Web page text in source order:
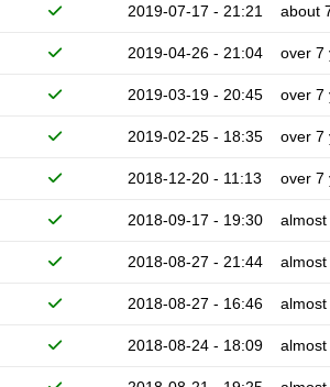
2019-07-17 - 21:21 about
2019-04-26 - 21:04 over 7
2019-03-19 - 20:45 over 7
2019-02-25 - 18:35 over 7
2018-12-20 - 11:13 over 7
2018-09-17 - 19:30
2018-08-27 - 21:44
2018-08-27 - 16:46
2018-08-24 - 18:09